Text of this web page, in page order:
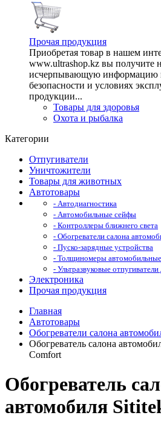
Прочая продукция
Приобретая товар в нашем
www.ultrashop.kz вы получите
исчерпывающую информацию
безопасности и условиях
продукции...
Товары для здоровья
Охота и рыбалка
Категории
Отпугиватели
Уничтожители
Товары для животных
Автотовары
- Автодиагностика
- Автомобильные сейфы
- Контроллеры ближнего света
- Обогреватели салона
- Пуско-зарядные устройства
- Толщиномеры автомобильные
- Ультразвуковые
Электроника
Прочая продукция
Главная
Автотовары
Обогреватели салона
Обогреватель салона
Comfort
Обогреватель
автомобиля